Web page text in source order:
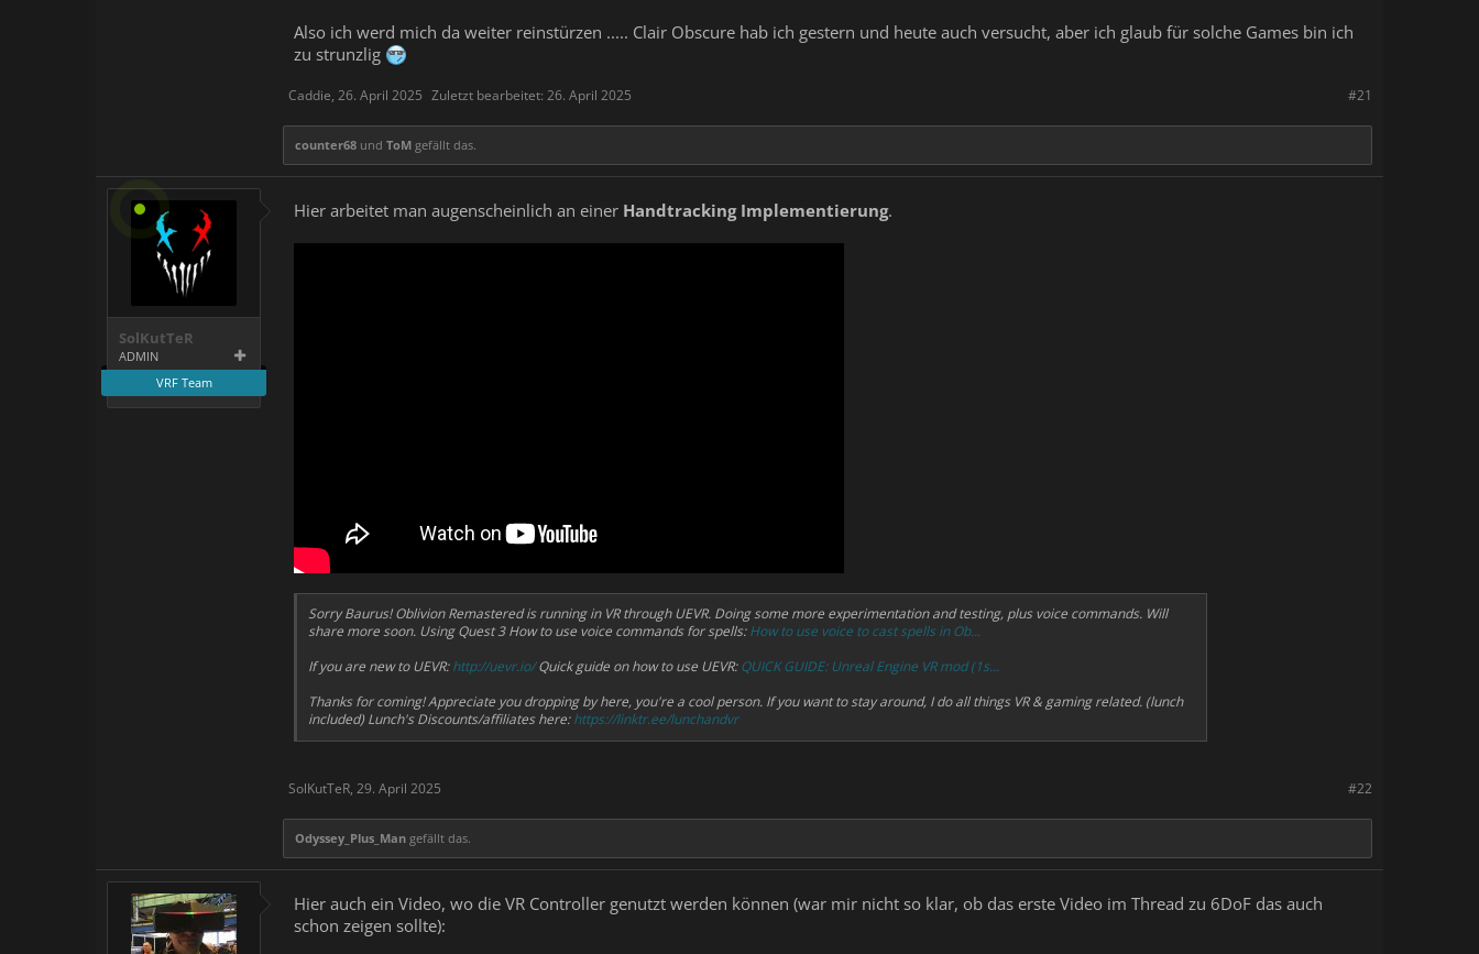
Also ich werd mich da weiter reinstürzen ..... Clair Obscure hab ich gestern und heute auch versucht, aber ich glaub für solche Games bin ich
zu strunzlig
#21
Caddie, 26. April 2025 Zuletzt bearbeitet: 26. April 2025
counter68 und ToM gefällt das.
SolKutTeR
ADMIN
VRF Team
Hier arbeitet man augenscheinlich an einer Handtracking Implementierung.
Sorry Baurus! Oblivion Remastered is running in VR through UEVR. Doing some more experimentation and testing, plus voice commands. Will
share more soon. Using Quest 3 How to use voice commands for spells:How to use voice to cast spells in Ob...
If you are new to UEVR:http://uevr.io/Quick guide on how to use UEVR:QUICK GUIDE: Unreal Engine VR mod (1s...
Thanks for coming! Appreciate you dropping by here, you're a cool person. If you want to stay around, I do all things VR & gaming related. (lunch
included) Lunch's Discounts/affiliates here:https://linktr.ee/lunchandvr
#22
SolKutTeR, 29. April 2025
Odyssey_Plus_Man gefällt das.
Hier auch ein Video, wo die VR Controller genutzt werden können (war mir nicht so klar, ob das erste Video im Thread zu 6DoF das auch
schon zeigen sollte):